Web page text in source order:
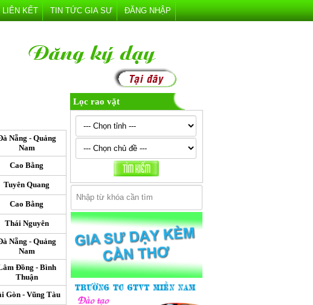
LIÊN KẾT TIN TỨC GIA SƯ ĐĂNG NHẬP
Nẵng - Quảng
Nam
Cao Bằng
Tuyên Quang
Cao Bằng
Thái Nguyên
Nẵng - Quảng
Nam
Đồng - Bình
Thuận
Gòn - Vũng Tàu
Lọc rao vặt